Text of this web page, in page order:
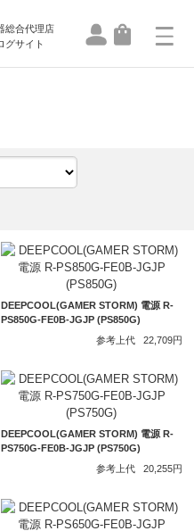
総合代理店
グサイト
DEEPCOOL(GAMER STORM) 電源 R-
PS850G-FE0B-JGJP (PS850G)
参考上代
22,709円
DEEPCOOL(GAMER STORM) 電源 R-
PS750G-FE0B-JGJP (PS750G)
参考上代
20,255円